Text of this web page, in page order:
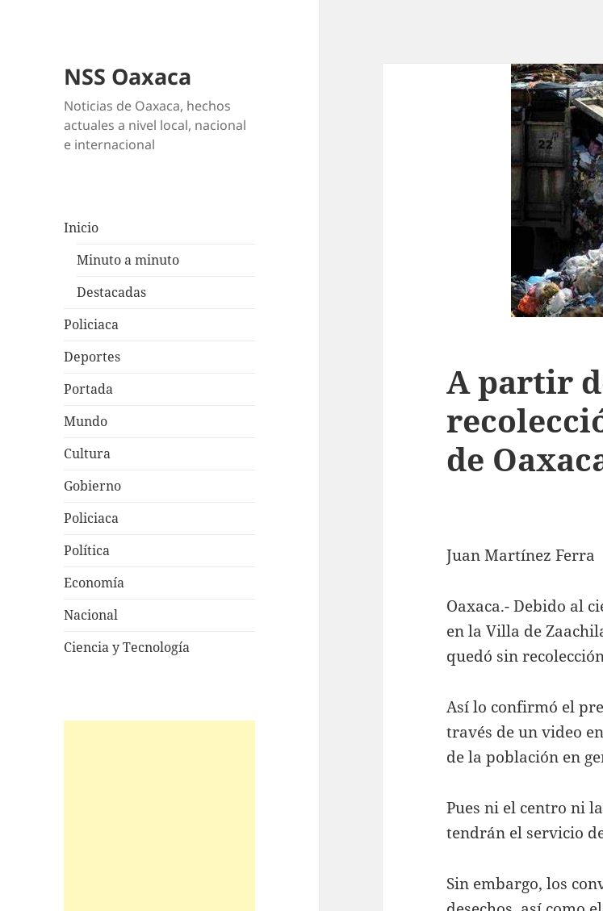
NSS Oaxaca
Noticias de Oaxaca, hechos
actuales a nivel local, nacional
e internacional
Inicio
Minuto a minuto
Destacadas
Policiaca
Deportes
Portada
Mundo
Cultura
Gobierno
Policiaca
Política
Economía
Nacional
Ciencia y Tecnología
A partir
de
Juan Martínez Ferra
Oaxaca.- Debido al
en la Villa de
quedó sin
Así lo confirmó el
través de un video
de la población en
Pues ni el centro ni
tendrán el servicio
Sin embargo, los